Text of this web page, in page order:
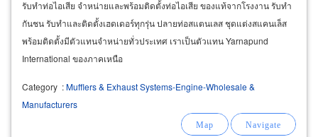
รับทำท่อไอเสีย จำหน่ายและพร้อมติดตั้งท่อไอเสีย ของแท้จากโรงงาน รับทำ
กันชน รับทำและติดตั้งเฮดเดอร์ทุกรุ่น ปลายท่อสแตนเลส ชุดแต่งสแคนเล็ส
พร้อมติดตั้งมีตัวแทนจำหน่ายทั่วประเทศ เราเป็นตัวแทน Yarnapund
International ของภาคเหนือ
Category :Mufflers & Exhaust Systems-Engine-Wholesale &
Manufacturers